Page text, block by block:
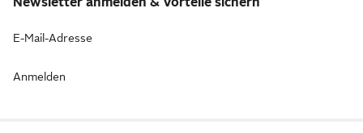
E-Mail-Adresse
Anmelden